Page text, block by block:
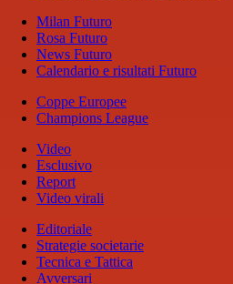
Milan Futuro
Rosa Futuro
News Futuro
Calendario e risultati Futuro
Coppe Europee
Champions League
Video
Esclusivo
Report
Video virali
Editoriale
Strategie societarie
Tecnica e Tattica
Avversari